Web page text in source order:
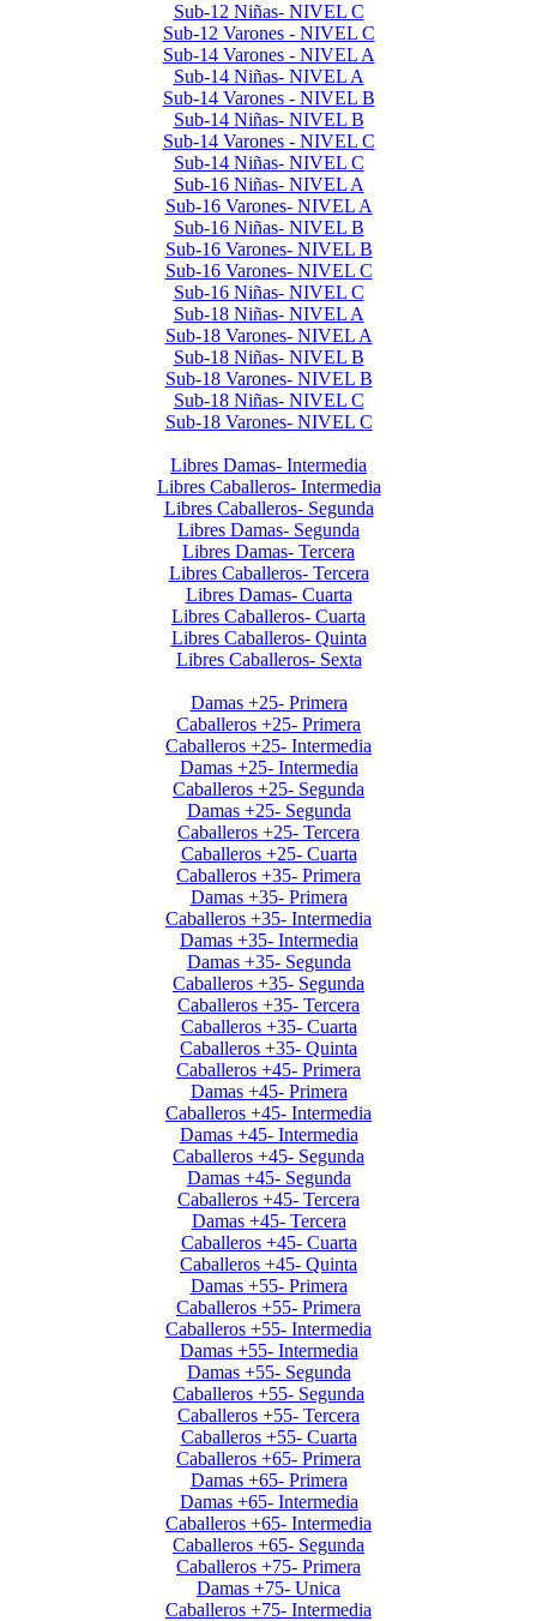
Sub-12 Niñas- NIVEL C
Sub-12 Varones - NIVEL C
Sub-14 Varones - NIVEL A
Sub-14 Niñas- NIVEL A
Sub-14 Varones - NIVEL B
Sub-14 Niñas- NIVEL B
Sub-14 Varones - NIVEL C
Sub-14 Niñas- NIVEL C
Sub-16 Niñas- NIVEL A
Sub-16 Varones- NIVEL A
Sub-16 Niñas- NIVEL B
Sub-16 Varones- NIVEL B
Sub-16 Varones- NIVEL C
Sub-16 Niñas- NIVEL C
Sub-18 Niñas- NIVEL A
Sub-18 Varones- NIVEL A
Sub-18 Niñas- NIVEL B
Sub-18 Varones- NIVEL B
Sub-18 Niñas- NIVEL C
Sub-18 Varones- NIVEL C
Libres Damas- Intermedia
Libres Caballeros- Intermedia
Libres Caballeros- Segunda
Libres Damas- Segunda
Libres Damas- Tercera
Libres Caballeros- Tercera
Libres Damas- Cuarta
Libres Caballeros- Cuarta
Libres Caballeros- Quinta
Libres Caballeros- Sexta
Damas +25- Primera
Caballeros +25- Primera
Caballeros +25- Intermedia
Damas +25- Intermedia
Caballeros +25- Segunda
Damas +25- Segunda
Caballeros +25- Tercera
Caballeros +25- Cuarta
Caballeros +35- Primera
Damas +35- Primera
Caballeros +35- Intermedia
Damas +35- Intermedia
Damas +35- Segunda
Caballeros +35- Segunda
Caballeros +35- Tercera
Caballeros +35- Cuarta
Caballeros +35- Quinta
Caballeros +45- Primera
Damas +45- Primera
Caballeros +45- Intermedia
Damas +45- Intermedia
Caballeros +45- Segunda
Damas +45- Segunda
Caballeros +45- Tercera
Damas +45- Tercera
Caballeros +45- Cuarta
Caballeros +45- Quinta
Damas +55- Primera
Caballeros +55- Primera
Caballeros +55- Intermedia
Damas +55- Intermedia
Damas +55- Segunda
Caballeros +55- Segunda
Caballeros +55- Tercera
Caballeros +55- Cuarta
Caballeros +65- Primera
Damas +65- Primera
Damas +65- Intermedia
Caballeros +65- Intermedia
Caballeros +65- Segunda
Caballeros +75- Primera
Damas +75- Unica
Caballeros +75- Intermedia